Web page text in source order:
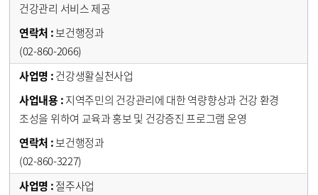
건강관리 서비스 제공
보건행정과
(02-860-2066)
건강생활실천사업
지역주민의 건강관리에 대한 역량향상과 건강 환경
조성을 위하여 교육과 홍보 및 건강증진 프로그램 운영
보건행정과
(02-860-3227)
절주사업